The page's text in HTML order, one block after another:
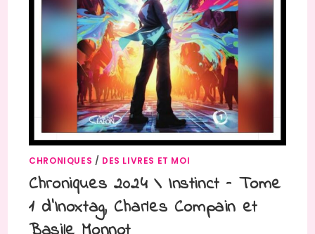
CHRONIQUES / DES LIVRES ET MOI
Chroniques 2024 \ Instinct – Tome
1 d’Inoxtag, Charles Compain et